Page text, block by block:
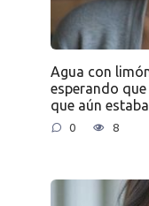
Agua con
esperando
que aún
0 8